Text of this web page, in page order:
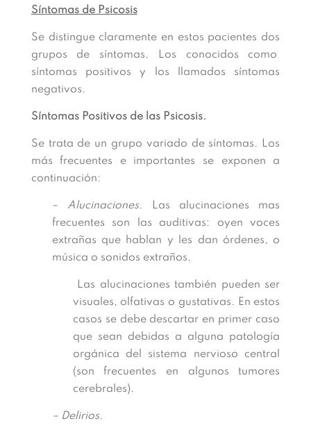
Síntomas de Psicosis
Se distingue claramente en estos pacientes dos
grupos de síntomas. Los conocidos como
síntomas positivos y los llamados síntomas
negativos.
Síntomas Positivos de las Psicosis.
Se trata de un grupo variado de síntomas. Los
más frecuentes e importantes se exponen a
continuación:
– Alucinaciones. Las alucinaciones mas
frecuentes son las auditivas: oyen voces
extrañas que hablan y les dan órdenes, o
música o sonidos extraños.
Las alucinaciones también pueden ser
visuales, olfativas o gustativas. En estos
casos se debe descartar en primer caso
que sean debidas a alguna patología
orgánica del sistema nervioso central
(son frecuentes en algunos tumores
cerebrales).
– Delirios.